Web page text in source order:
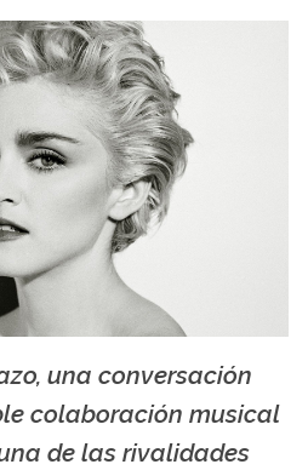
La X mas música
una conversación
colaboración musical
de las rivalidades